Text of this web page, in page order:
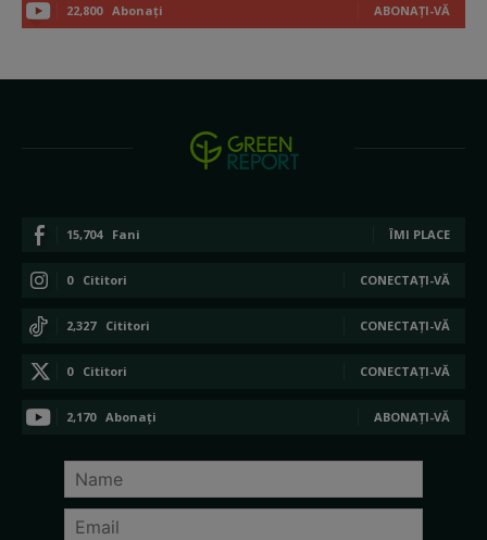
22,800 Abonați ABONAȚI-VĂ
15,704 Fani ÎMI PLACE
0 Cititori CONECTAȚI-VĂ
2,327 Cititori CONECTAȚI-VĂ
0 Cititori CONECTAȚI-VĂ
2,170 Abonați ABONAȚI-VĂ